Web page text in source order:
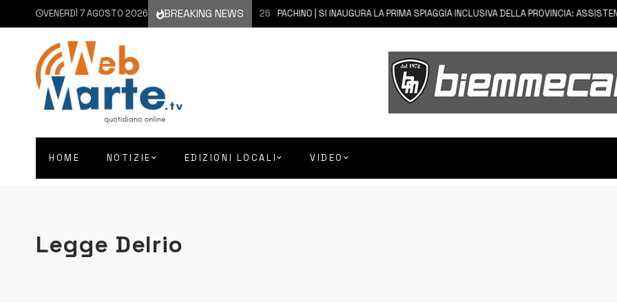
VENERDÌ 7 AGOSTO 2026 BREAKING NEWS
7 AGOSTO 2026 PACHINO | SI INAUGURA LA PRIMA SPIAGGIA INCLUSIVA DELLA PROVINCIA:
HOME NOTIZIE EDIZIONI LOCALI VIDEO
Legge Delrio